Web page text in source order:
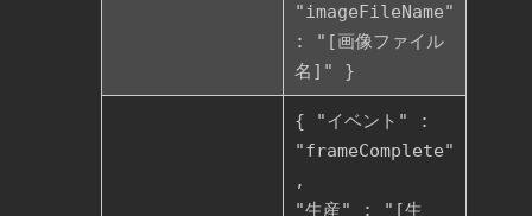
"imageFileName"
: "[画像ファイル
名]" }
{ "イベント" :
"frameComplete"
,
"生産" : "[生